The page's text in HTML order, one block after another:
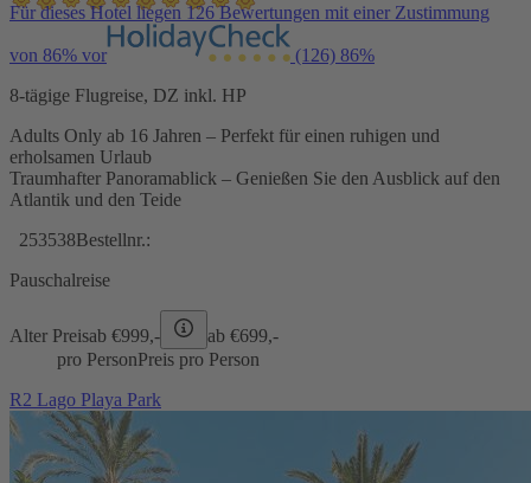
Für dieses Hotel liegen 126 Bewertungen mit einer Zustimmung
von 86% vor (126) 86%
8-tägige Flugreise, DZ inkl. HP
Adults Only ab 16 Jahren – Perfekt für einen ruhigen und
erholsamen Urlaub
Traumhafter Panoramablick – Genießen Sie den Ausblick auf den
Atlantik und den Teide
253538Bestellnr.:
Pauschalreise
Alter Preisab €999,- ab €699,-
pro PersonPreis pro Person
R2 Lago Playa Park